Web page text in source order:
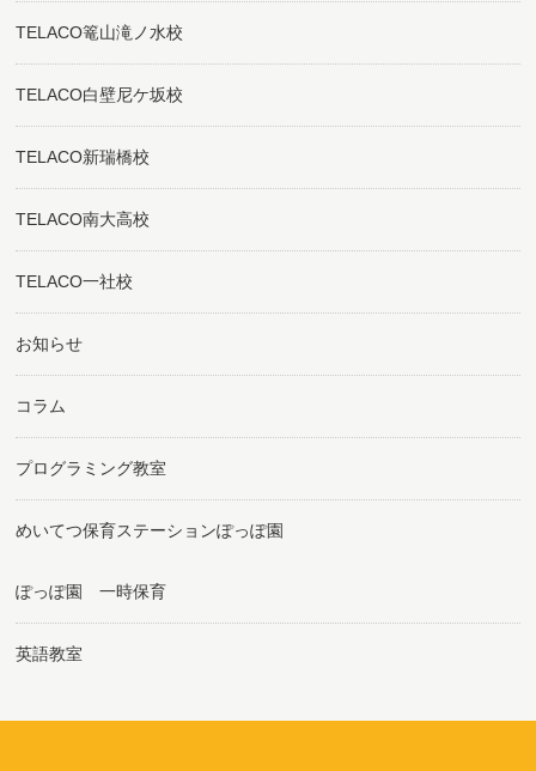
TELACO篭山滝ノ水校
TELACO白壁尼ケ坂校
TELACO新瑞橋校
TELACO南大高校
TELACO一社校
お知らせ
コラム
プログラミング教室
めいてつ保育ステーションぽっぽ園
ぽっぽ園 一時保育
英語教室